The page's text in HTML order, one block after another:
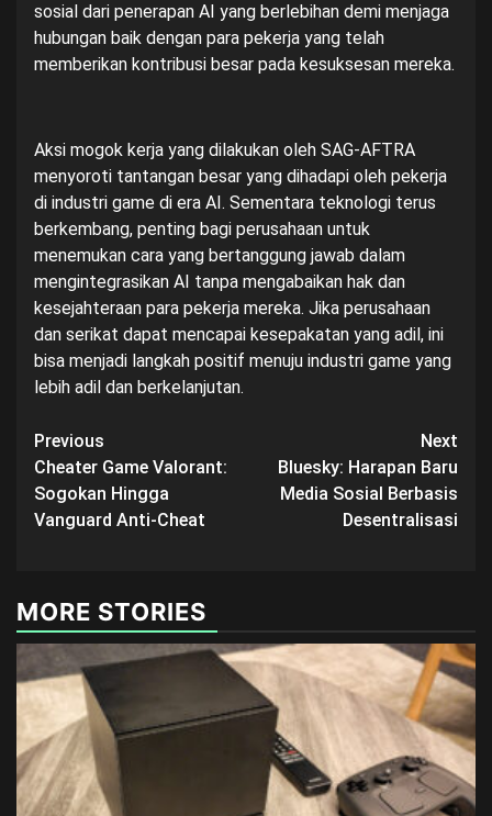
sosial dari penerapan AI yang berlebihan demi menjaga
hubungan baik dengan para pekerja yang telah
memberikan kontribusi besar pada kesuksesan mereka.
Aksi mogok kerja yang dilakukan oleh SAG-AFTRA
menyoroti tantangan besar yang dihadapi oleh pekerja
di industri game di era AI. Sementara teknologi terus
berkembang, penting bagi perusahaan untuk
menemukan cara yang bertanggung jawab dalam
mengintegrasikan AI tanpa mengabaikan hak dan
kesejahteraan para pekerja mereka. Jika perusahaan
dan serikat dapat mencapai kesepakatan yang adil, ini
bisa menjadi langkah positif menuju industri game yang
lebih adil dan berkelanjutan.
Post
navigation
Previous
Cheater Game Valorant:
Sogokan Hingga
Vanguard Anti-Cheat
Next
Bluesky: Harapan Baru
Media Sosial Berbasis
Desentralisasi
MORE STORIES